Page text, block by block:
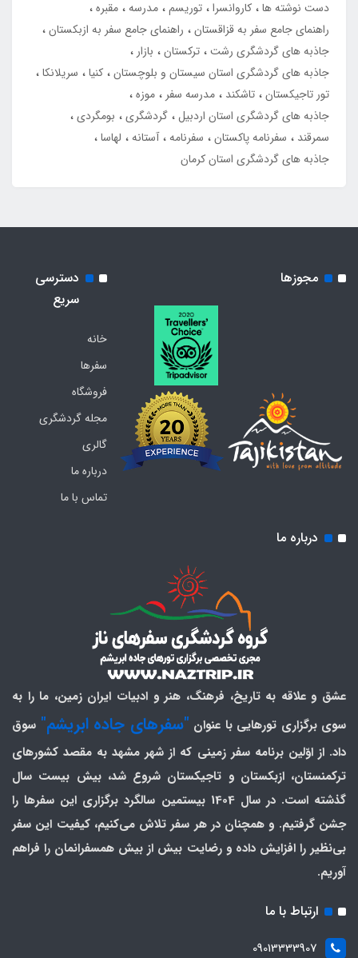
دست نوشته ها کاروانسرا توریسم مدرسه مقبره
راهنمای جامع سفر به قزاقستان
راهنمای جامع سفر به ازبکستان
جاذبه های گردشگری رشت ترکستان
بازار
جاذبه های گردشگری استان سیستان و بلوچستان کنیا
سریلانکا
تور تاجیکستان تاشکند مدرسه سفر
موزه
جاذبه های گردشگری استان اردبیل گردشگری
بومگردی
سمرقند
سفرنامه پاکستان سفرنامه آستانه
لهاسا
جاذبه های گردشگری استان کرمان
مجوزها
دسترسی
سریع
خانه
سفرها
فروشگاه
مجله گردشگری
گالری
درباره ما
تماس با ما
درباره ما
عشق و علاقه به تاریخ، فرهنگ، هنر و ادبیات ایران زمین، ما را به
سوی برگزاری تورهایی با عنوان "سفرهای جاده ابریشم" سوق
داد. از اوّلین برنامه سفر زمینی که از شهر مشهد به مقصد کشورهای
ترکمنستان، ازبکستان و تاجیکستان شروع شد، بیش بیست سال
گذشته است. در سال 1404 بیستمین سالگرد برگزاری این سفرها را
جشن گرفتیم. و همچنان در هر سفر تلاش می‌کنیم، کیفیت این سفر
بی‌نظیر را افزایش داده و رضایت بیش از بیش همسفرانمان را فراهم
آوریم.
ارتباط با ما
09013333907